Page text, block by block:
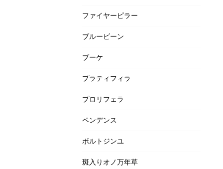
ファイヤーピラー
ブルービーン
ブーケ
プラティフィラ
プロリフェラ
ペンデンス
ボルトジンユ
斑入りオノ万年草